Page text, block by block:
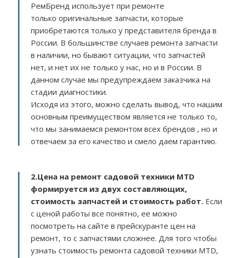
РемБренд использует при ремонте
только оригинальные запчасти, которые
приобретаются только у представителя бренда в
России. В большинстве случаев ремонта запчасти
в наличии, но бывают ситуации, что запчастей
нет, и нет их не только у нас, но и в России. В
данном случае мы предупреждаем заказчика на
стадии диагностики.
Исходя из этого, можно сделать вывод, что нашим
основным преимуществом является не только то,
что мы занимаемся ремонтом всех брендов , но и
отвечаем за его качество и смело даем гарантию.
2.Цена на ремонт садовой техники MTD
формируется из двух составляющих,
стоимость запчастей и стоимость работ. Если
с ценой работы все понятно, ее можно
посмотреть на сайте в прейскуранте цен на
ремонт, то с запчастями сложнее. Для того чтобы
узнать стоимость ремонта садовой техники MTD,